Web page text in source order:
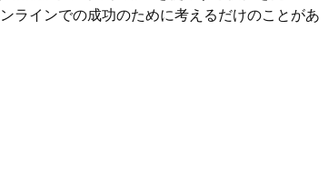
ラインでの成功のために考えるだけのことがあ